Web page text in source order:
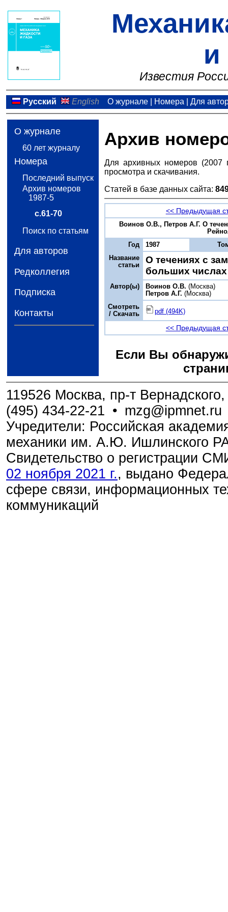
и
Известия
Русский English О журнале| Номера Для
О журнале
60 лет журналу
Номера
Последний выпуск
Архив номеров
1987-5
с.61-70
Поиск по статьям
Для авторов
Редколлегия
Подписка
Контакты
Архив
Для архивных номеров (2007
просмотра и скачивания.
Статей в базе данных сайта:
<< Предыдущая
Воинов О.В., Петров А.Г. О
Год
1987
Название
статьи
О течениях с
больших
Автор(ы) Воинов О.В. (Москва)
Петров А.Г. (Москва)
Смотреть
/ Скачать
pdf (494K)
<< Предыдущая
Если Вы
119526 Москва, пр-т
(495) 434-22-21 • mzg@ipmnet.ru
Учредители: Российская
механики им. А.Ю. Ишлинского
Свидетельство о регистрации
02 ноября 2021 г., выдано
сфере связи, информационных
коммуникаций